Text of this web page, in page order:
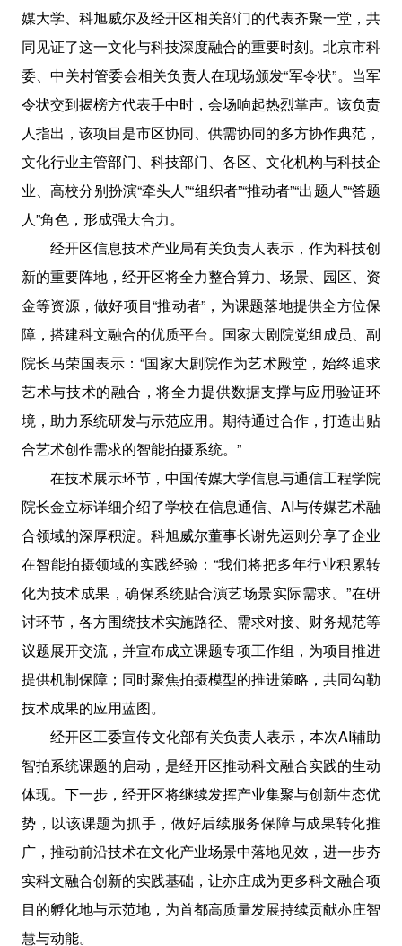
媒大学、科旭威尔及经开区相关部门的代表齐聚一堂，共
同见证了这一文化与科技深度融合的重要时刻。北京市科
委、中关村管委会相关负责人在现场颁发“军令状”。当军
令状交到揭榜方代表手中时，会场响起热烈掌声。该负责
人指出，该项目是市区协同、供需协同的多方协作典范，
文化行业主管部门、科技部门、各区、文化机构与科技企
业、高校分别扮演“牵头人”“组织者”“推动者”“出题人”“答题
人”角色，形成强大合力。
经开区信息技术产业局有关负责人表示，作为科技创
新的重要阵地，经开区将全力整合算力、场景、园区、资
金等资源，做好项目“推动者”，为课题落地提供全方位保
障，搭建科文融合的优质平台。国家大剧院党组成员、副
院长马荣国表示：“国家大剧院作为艺术殿堂，始终追求
艺术与技术的融合，将全力提供数据支撑与应用验证环
境，助力系统研发与示范应用。期待通过合作，打造出贴
合艺术创作需求的智能拍摄系统。”
在技术展示环节，中国传媒大学信息与通信工程学院
院长金立标详细介绍了学校在信息通信、AI与传媒艺术融
合领域的深厚积淀。科旭威尔董事长谢先运则分享了企业
在智能拍摄领域的实践经验：“我们将把多年行业积累转
化为技术成果，确保系统贴合演艺场景实际需求。”在研
讨环节，各方围绕技术实施路径、需求对接、财务规范等
议题展开交流，并宣布成立课题专项工作组，为项目推进
提供机制保障；同时聚焦拍摄模型的推进策略，共同勾勒
技术成果的应用蓝图。
经开区工委宣传文化部有关负责人表示，本次AI辅助
智拍系统课题的启动，是经开区推动科文融合实践的生动
体现。下一步，经开区将继续发挥产业集聚与创新生态优
势，以该课题为抓手，做好后续服务保障与成果转化推
广，推动前沿技术在文化产业场景中落地见效，进一步夯
实科文融合创新的实践基础，让亦庄成为更多科文融合项
目的孵化地与示范地，为首都高质量发展持续贡献亦庄智
慧与动能。